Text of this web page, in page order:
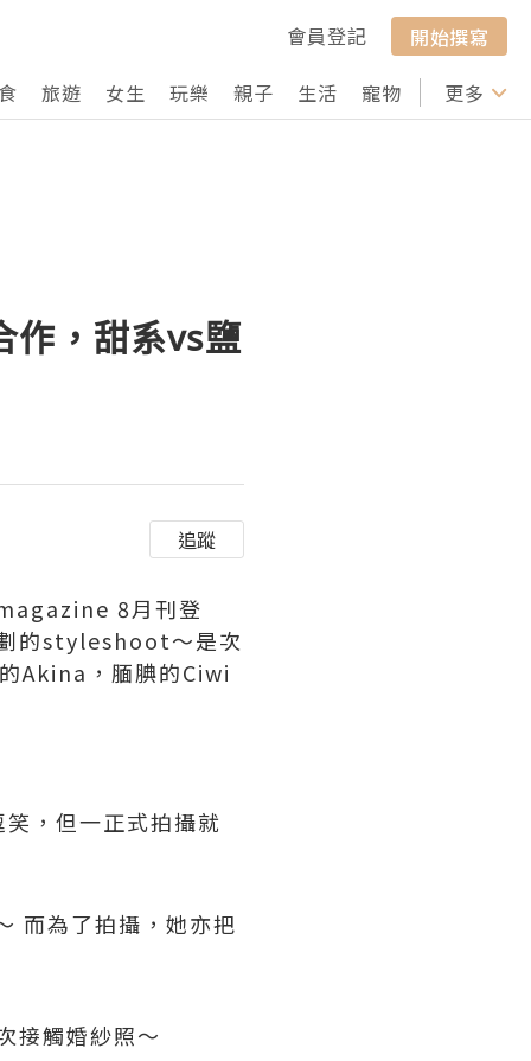
會員登記
開始撰寫
旅遊 女生 玩樂 親子 生活 寵物 行山 打卡
更多
，甜系vs鹽
追蹤
8月刊登
的styleshoot～是次
Akina，腼腆的Ciwi
，但一正式拍攝就
而為了拍攝，她亦把
接觸婚紗照～